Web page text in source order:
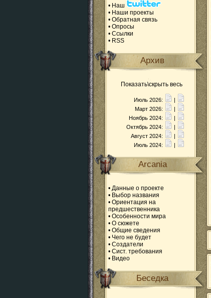
• Наш
• Наши проекты
• Обратная связь
• Опросы
• Ссылки
• RSS
Архив
Показать\скрыть весь
Июль 2026:
|
Март 2026:
|
Ноябрь 2024:
|
Октябрь 2024:
|
Август 2024:
|
Июль 2024:
|
Arcania
• Данные о проекте
• Выбор названия
• Ориентация на
предшественника
• Особенности мира
• О сюжете
• Общие сведения
• Чего не будет
• Создатели
• Сист. требования
• Видео
Беседка